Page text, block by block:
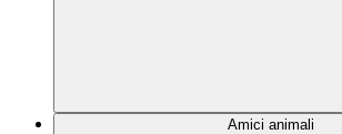
Amici animali